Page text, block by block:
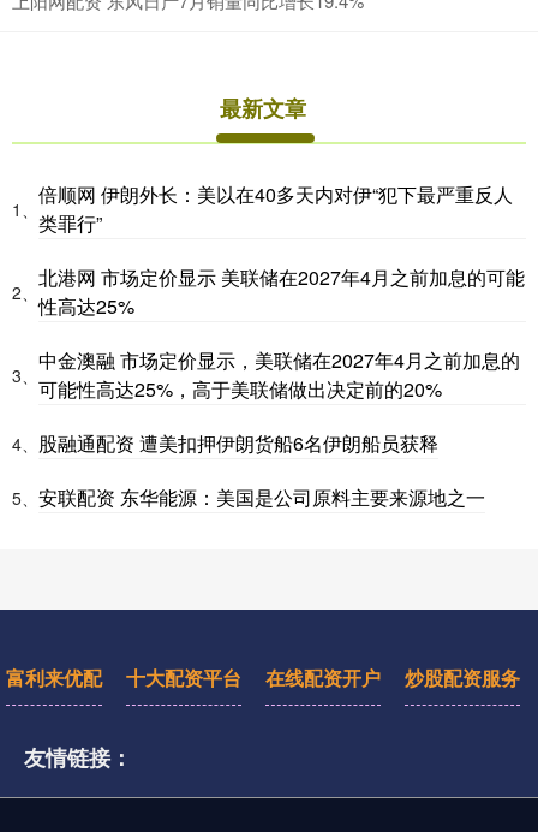
最新文章
1、
倍顺网 伊朗外长：美以在40多天内对伊“犯下最严重反人
类罪行”
2、
北港网 市场定价显示 美联储在2027年4月之前加息的可能
性高达25%
3、
中金澳融 市场定价显示，美联储在2027年4月之前加息的
可能性高达25%，高于美联储做出决定前的20%
4、 股融通配资 遭美扣押伊朗货船6名伊朗船员获释
5、 安联配资 东华能源：美国是公司原料主要来源地之一
富利来优配 十大配资平台 在线配资开户 炒股配资服务
友情链接：